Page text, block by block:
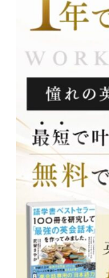
英語で起業し
英語起業®︎塾に
語学書ベスト
した。
家族4人で行っ
活動レポート